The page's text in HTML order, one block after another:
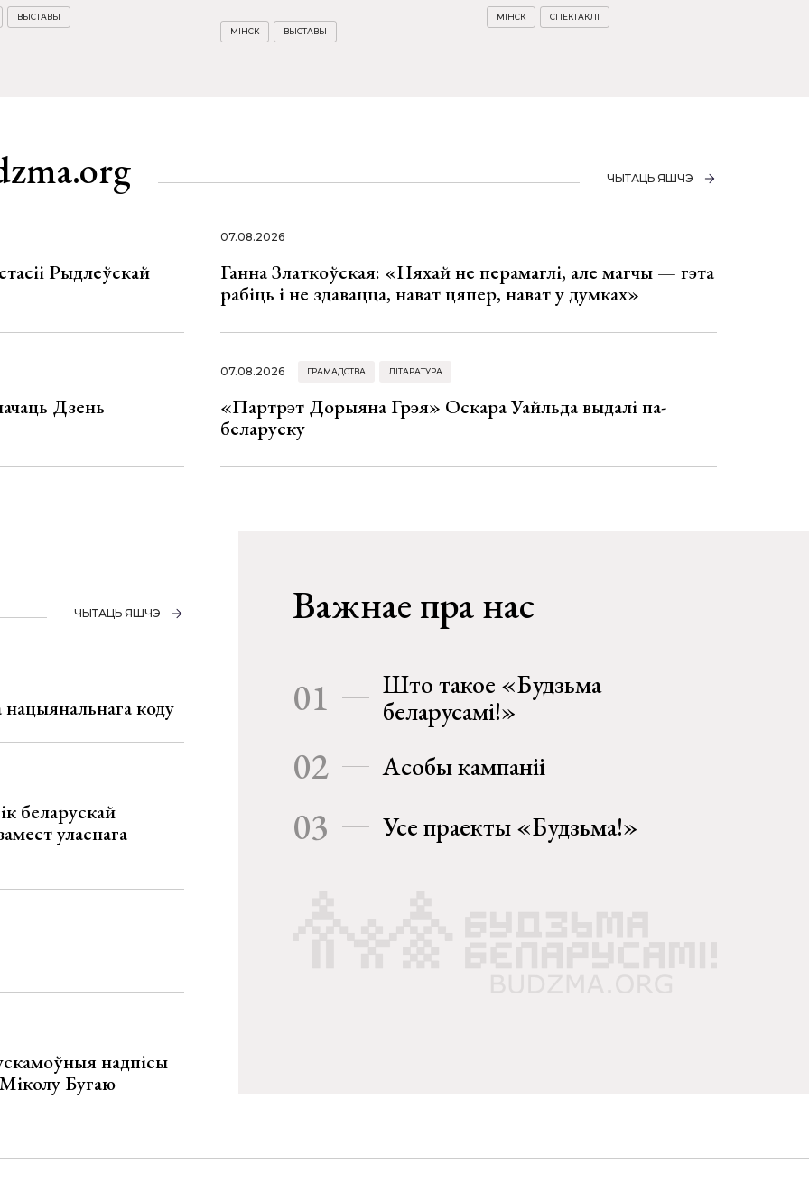
ВЫСТАВЫ
МІНСК ВЫСТАВЫ
МІНСК СПЕКТАКЛІ
ЧЫТАЦЬ ЯШЧЭ
Рыдлеўскай
07.08.2026
Ганна Златкоўская: «Няхай не перамаглі, але магчы — гэта
рабіць і не здавацца, нават цяпер, нават у думках»
Дзень
07.08.2026 ГРАМАДСТВА ЛІТАРАТУРА
«Партрэт Дорыяна Грэя» Оскара Уайльда выдалі па-
беларуску
ЧЫТАЦЬ ЯШЧЭ
нацыянальнага коду
беларускай
уласнага
надпісы
Міколу Бугаю
Важнае пра нас
01
Што такое «Будзьма
беларусамі!»
02 Асобы кампаніі
03 Усе праекты «Будзьма!»